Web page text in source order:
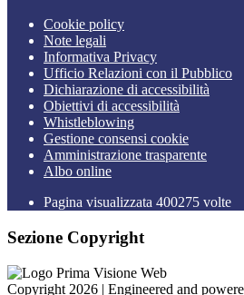
Cookie policy
Note legali
Informativa Privacy
Ufficio Relazioni con il Pubblico
Dichiarazione di accessibilità
Obiettivi di accessibilità
Whistleblowing
Gestione consensi cookie
Amministrazione trasparente
Albo online
Pagina visualizzata 400275 volte
Sezione Copyright
Copyright 2026 | Engineered and